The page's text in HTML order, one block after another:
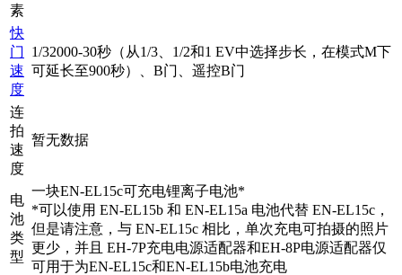
素
快
门
速
度
1/32000-30秒（从1/3、1/2和1 EV中选择步长，在模式M下
可延长至900秒）、B门、遥控B门
连
拍
速
度
暂无数据
电
池
类
型
一块EN-EL15c可充电锂离子电池*
*可以使用 EN-EL15b 和 EN-EL15a 电池代替 EN-EL15c，
但是请注意，与 EN-EL15c 相比，单次充电可拍摄的照片
更少，并且 EH-7P充电电源适配器和EH-8P电源适配器仅
可用于为EN-EL15c和EN-EL15b电池充电